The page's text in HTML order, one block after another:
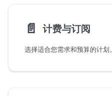
📄️ 计费与订阅
选择适合您需求和预算的计划。